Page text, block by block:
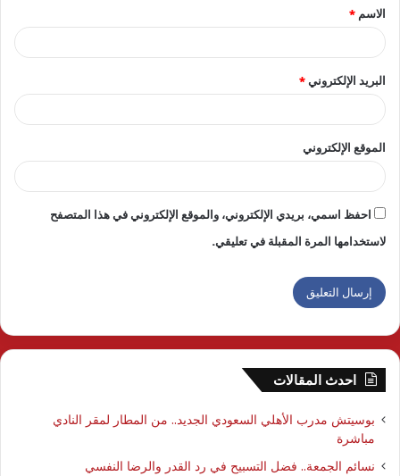
*
الاسم *
البريد الإلكتروني*
الموقع الإلكتروني
احفظ اسمي، بريدي الإلكتروني، والموقع الإلكتروني في هذا المتصفح
لاستخدامها المرة المقبلة في تعليقي.
احدث المقالات
بوسيتش مدرب الأهلي السعودي الجديد.. من المطار لمقر النادي
مباشرة
نسائم الجمعة.. فضل التسبيح في رد القدر والرضا النفسي